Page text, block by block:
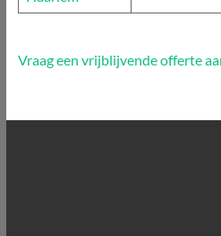
Vraag een vrijblijvende offerte